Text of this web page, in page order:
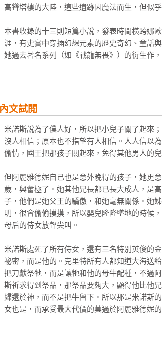
高聳塔樓的大陸，這些遺跡因魔法而生，但
本書收錄的十三則短篇小說，發表時間橫跨娜
涯，有史實中穿插幻想元素的歷史奇幻、童話
她過去著名系列（如《戰龍無畏》）的衍生作
運女神、〈征服者芬奇〉裡有浪蕩貴族在無意
舍室友、〈六福臨門〉有一群貪吃嗜酒且失言
暴君父的古希臘公主……有的故事發生在原創
──包括神話傳說、歷史人物、文學經典──與
身在〈離家七年〉的異星、〈虛海迷航〉的汪
失，他們都冒險為自己追尋未知的人生道路，
統的探險壯遊、是恢宏史詩的幽微插曲，也是
「其實奇幻小說並不是小說的子集合，而是母
的完整世界，然後述說那設定下的故事……希
迴，請多包涵。」──摘自作者序言
▲收錄篇章：
〈阿拉敏塔小姐：雙龍號沉沒記〉
內文試閱
米諾斯說為了僕人好，所以把小兒子關了起來
沒人相信；原本也不指望有人相信。人人信以
偷情，國王把那孩子關起來，免得其他男人的
但阿麗雅德妮自己也是意外晚得的孩子，她更
歲，興奮極了。她其他兄長都已長大成人，是
子，他們是她父王的驕傲，和她毫無關係。她
明，很會偷偷摸摸，所以嬰兒隆隆墜地的時候
母后的侍女放聲尖叫。
米諾斯處死了所有侍女，還有三名特別英俊的
祕密，而是他的。克里特所有人都知道大海送
把刀獻祭牠，而是讓牠和他的母牛配種，不過
斯祈求得到祭品，那祭品要夠大，顯得他比他
歸還於神，而不是把牛留下。所以那是米諾斯
女也是，而承受最大代價的莫過於阿麗雅德妮的
了，她弟弟害怕又沉默，緊握她的手，想躲在